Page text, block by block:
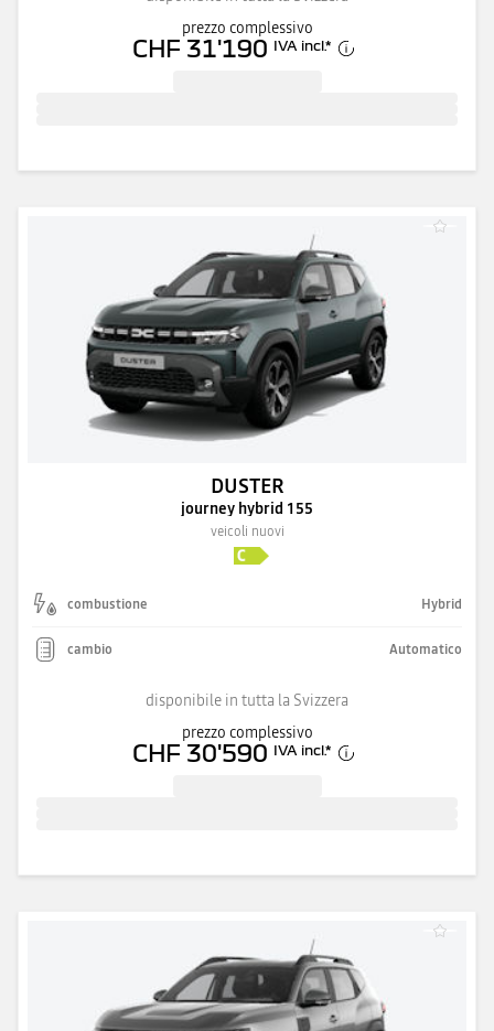
prezzo complessivo
CHF 31'190 IVA incl.*
DUSTER
journey hybrid 155
veicoli nuovi
combustione Hybrid
cambio Automatico
disponibile in tutta la Svizzera
prezzo complessivo
CHF 30'590 IVA incl.*